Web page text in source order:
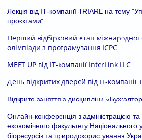
Лекція від ІТ-компанії TRIARЕ на тему
проєктами"
Перший відбірковий етап міжнародної
олімпіади з програмування ICPC
MEET UP від IT-компанії InterLink LLC
День відкритих дверей від ІТ-компанії
Відкрите заняття з дисципліни
Онлайн-конференція з адміністрацією
економічного факультету Національного
біоресурсів та природокористування